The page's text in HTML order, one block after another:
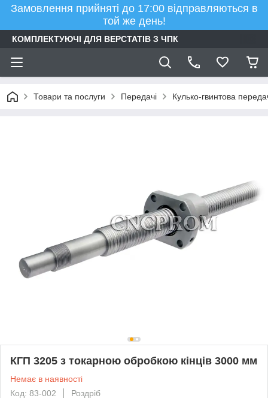
Замовлення прийняті до 17:00 відправляються в
той же день!
КОМПЛЕКТУЮЧІ ДЛЯ ВЕРСТАТІВ З ЧПК
Товари та послуги Передачі Кулько-гвинтова
КГП 3205 з токарною обробкою кінців 3000 мм
Немає в наявності
Код: 83-002
Роздріб